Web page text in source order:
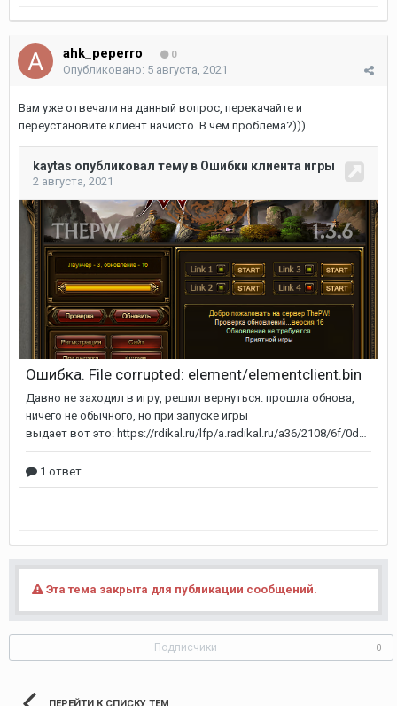
ahk_peperro 0
Опубликовано: 5 августа, 2021
Вам уже отвечали на данный вопрос, перекачайте и
переустановите клиент начисто. В чем проблема?)))
Эта тема закрыта для публикации сообщений.
Подписчики 0